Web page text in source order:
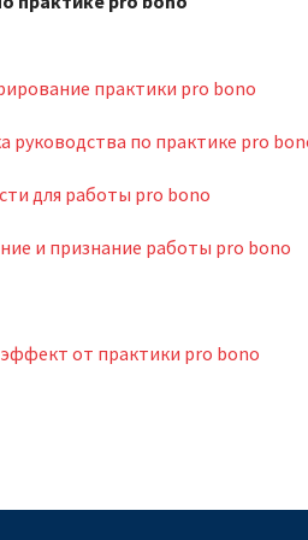
практики pro bono
руководства по практике pro
для работы pro bono
и признание работы pro bono
от практики pro bono